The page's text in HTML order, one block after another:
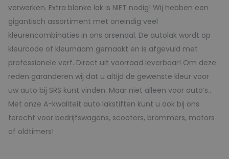
verwerken. Extra blanke lak is NIET nodig! Wij hebben een
gigantisch assortiment met oneindig veel
kleurencombinaties in ons arsenaal. De autolak wordt op
kleurcode of kleurnaam gemaakt en is afgevuld met
professionele verf. Direct uit voorraad leverbaar! Om deze
reden garanderen wij dat u altijd de gewenste kleur voor
uw auto bij SRS kunt vinden. Maar niet alleen voor auto’s..
Met onze A-kwaliteit auto lakstiften kunt u ook bij ons
terecht voor bedrijfswagens, scooters, brommers, motors
of oldtimers!